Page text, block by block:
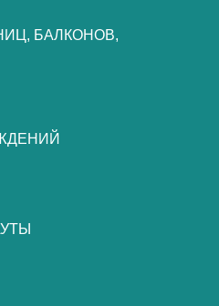
БАЛКОНОВ,